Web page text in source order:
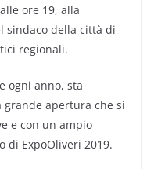
ore 19, alla
sindaco della città di
regionali.
ogni anno, sta
apertura che si
e con un ampio
di ExpoOliveri 2019.